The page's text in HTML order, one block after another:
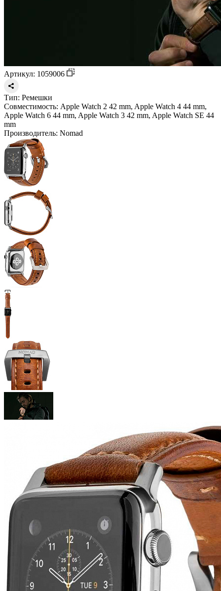
Артикул: 1059006
Тип: Ремешки
Совместимость: Apple Watch 2 42 mm, Apple Watch 4 44 mm,
Apple Watch 6 44 mm, Apple Watch 3 42 mm, Apple Watch SE 44
mm
Производитель: Nomad